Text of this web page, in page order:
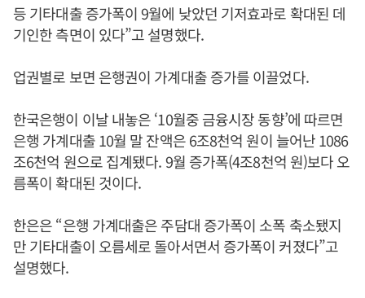
등 기타대출 증가폭이 9월에 낮았던 기저효과로 확대된 데
기인한 측면이 있다”고 설명했다.
업권별로 보면 은행권이 가계대출 증가를 이끌었다.
한국은행이 이날 내놓은 ‘10월중 금융시장 동향’에 따르면
은행 가계대출 10월 말 잔액은 6조8천억 원이 늘어난 1086
조6천억 원으로 집계됐다. 9월 증가폭(4조8천억 원)보다 오
름폭이 확대된 것이다.
한은은 “은행 가계대출은 주담대 증가폭이 소폭 축소됐지
만 기타대출이 오름세로 돌아서면서 증가폭이 커졌다”고
설명했다.